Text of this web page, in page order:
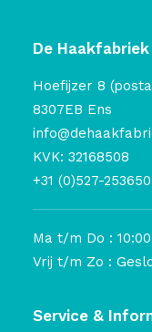
De
Hoefijzer 8
8307EB Ens
KVK: 32168508
+31 (0)527-253650
Ma t/m Do :
Vrij t/m Zo :
Service &